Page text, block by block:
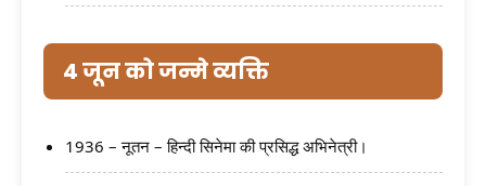
4 जून को जन्मे व्यक्ति
1936 – नूतन – हिन्दी सिनेमा की प्रसिद्ध अभिनेत्री।